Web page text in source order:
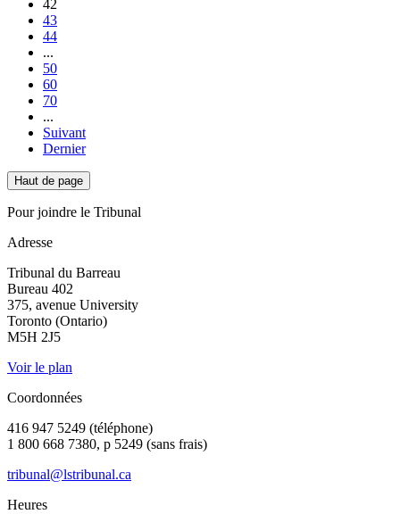
42
43
44
...
50
60
70
...
Suivant
Dernier
Haut de page
Pour joindre le Tribunal
Adresse
Tribunal du Barreau
Bureau 402
375, avenue University
Toronto (Ontario)
M5H 2J5
Voir le plan
Coordonnées
416 947 5249 (téléphone)
1 800 668 7380, p 5249 (sans frais)
tribunal@lstribunal.ca
Heures